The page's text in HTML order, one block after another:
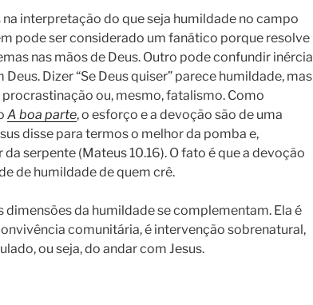
interpretação do que seja humildade no campo
pode ser considerado um fanático porque resolve
nas mãos de Deus. Outro pode confundir inércia
Dizer “Se Deus quiser” parece humildade, mas
ou, mesmo, fatalismo. Como
A boa parte, o esforço e a devoção são de uma
disse para termos o melhor da pomba e,
serpente (Mateus 10.16). O fato é que a devoção
de humildade de quem crê.
dimensões da humildade se complementam. Ela é
comunitária, é intervenção sobrenatural,
ou seja, do andar com Jesus.